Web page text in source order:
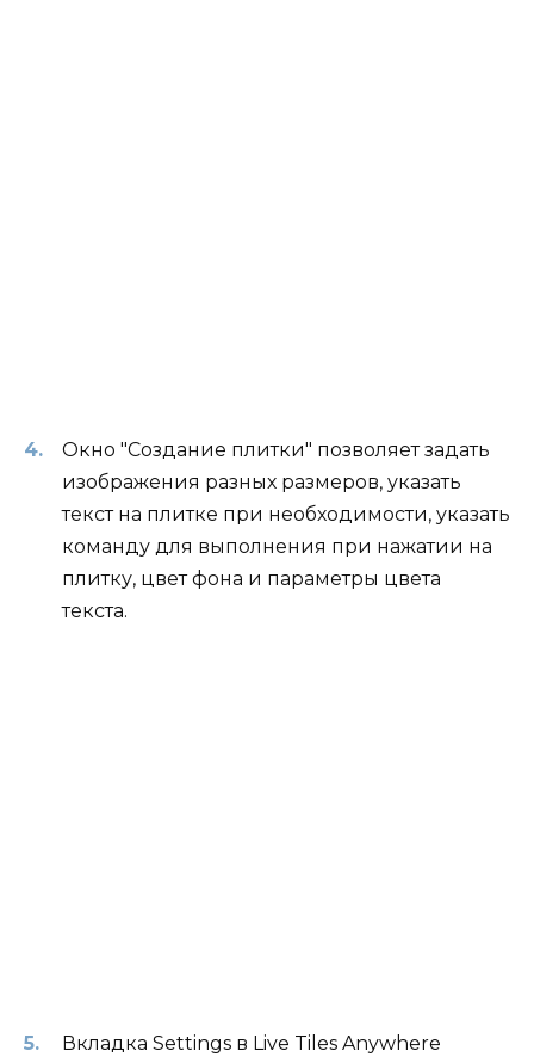
Окно "Создание плитки" позволяет задать
изображения разных размеров, указать
текст на плитке при необходимости, указать
команду для выполнения при нажатии на
плитку, цвет фона и параметры цвета
текста.
Вкладка Settings в Live Tiles Anywhere